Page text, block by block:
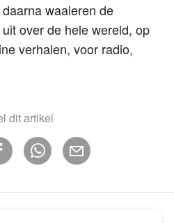
waaieren de
over de hele wereld, op
verhalen, voor radio,
dit artikel